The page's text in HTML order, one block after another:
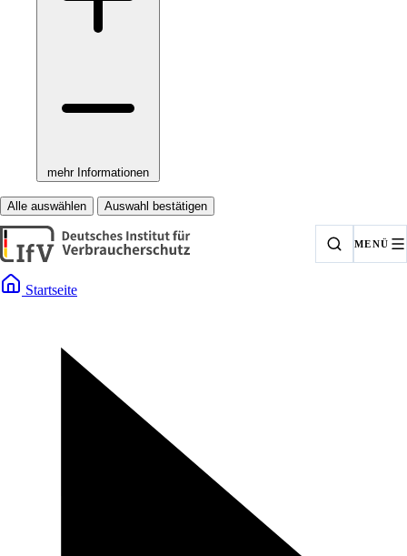
mehr Informationen
Alle auswählen Auswahl bestätigen
MENÜ
Startseite